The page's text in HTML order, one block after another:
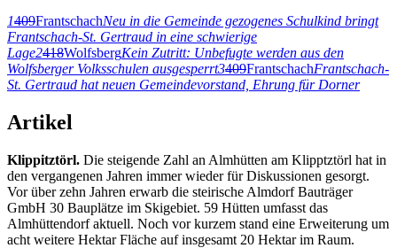
1409FrantschachNeu in die Gemeinde gezogenes Schulkind bringt
Frantschach-St. Gertraud in eine schwierige
Lage2418WolfsbergKein Zutritt: Unbefugte werden aus den
Wolfsberger Volksschulen ausgesperrt3409FrantschachFrantschach-
St. Gertraud hat neuen Gemeindevorstand, Ehrung für Dorner
Artikel
Klippitztörl. Die steigende Zahl an Almhütten am Klipptztörl hat in
den vergangenen Jahren immer wieder für Diskussionen gesorgt.
Vor über zehn Jahren erwarb die steirische Almdorf Bauträger
GmbH 30 Bauplätze im Skigebiet. 59 Hütten umfasst das
Almhüttendorf aktuell. Noch vor kurzem stand eine Erweiterung um
acht weitere Hektar Fläche auf insgesamt 20 Hektar im Raum.